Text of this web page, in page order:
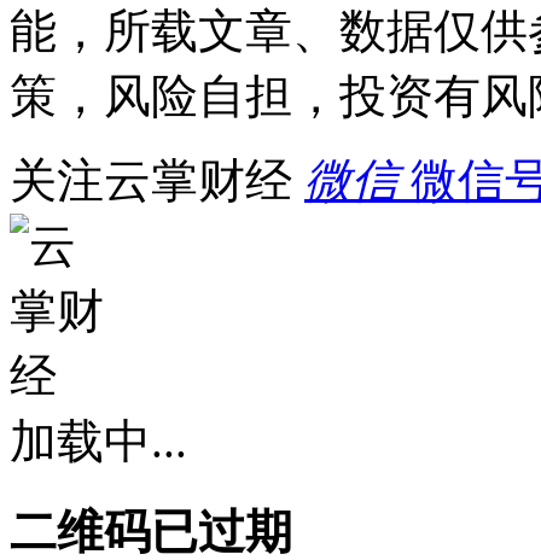
能，所载文章、数据仅
策，风险自担，投资有
关注云掌财经 微信 微信
加载中...
二维码已过期